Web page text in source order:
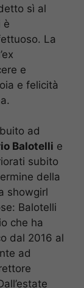
sì al
è
La
e
e felicità
ad
Balotelli e
subito
della
showgirl
Balotelli
che ha
dal 2016 al
ad